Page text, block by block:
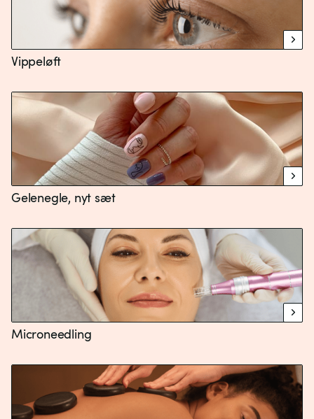
Vippeløft
Gelenegle, nyt sæt
Microneedling